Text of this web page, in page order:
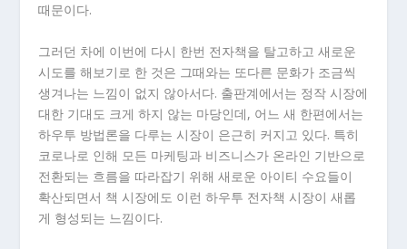
때문이다.
그러던 차에 이번에 다시 한번 전자책을 탈고하고 새로운
시도를 해보기로 한 것은 그때와는 또다른 문화가 조금씩
생겨나는 느낌이 없지 않아서다. 출판계에서는 정작 시장에
대한 기대도 크게 하지 않는 마당인데, 어느 새 한편에서는
하우투 방법론을 다루는 시장이 은근히 커지고 있다. 특히
코로나로 인해 모든 마케팅과 비즈니스가 온라인 기반으로
전환되는 흐름을 따라잡기 위해 새로운 아이티 수요들이
확산되면서 책 시장에도 이런 하우투 전자책 시장이 새롭
게 형성되는 느낌이다.